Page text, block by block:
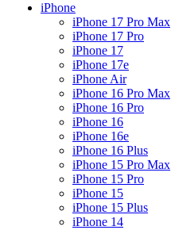
iPhone
iPhone 17 Pro Max
iPhone 17 Pro
iPhone 17
iPhone 17e
iPhone Air
iPhone 16 Pro Max
iPhone 16 Pro
iPhone 16
iPhone 16e
iPhone 16 Plus
iPhone 15 Pro Max
iPhone 15 Pro
iPhone 15
iPhone 15 Plus
iPhone 14